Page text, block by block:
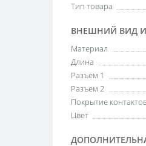
Тип товара
ВНЕШНИЙ ВИД
Материал
Длина
Разъем 1
Разъем 2
Покрытие
Цвет